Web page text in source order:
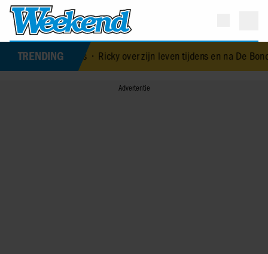
TRENDING
met collega’s • Ricky over zijn leven tijdens en na De